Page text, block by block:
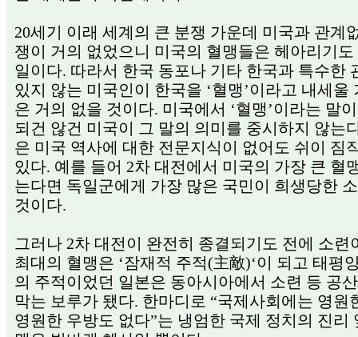
20세기 이래 세계의 큰 분쟁 가운데 미국과 관계
쟁이 거의 없었으니 미국의 혈맹들은 헤아리기
일이다. 따라서 한국 동포나 기타 한국과 특수한
있지 않는 미국인이 한국을 ‘혈맹’이라고 내세울
은 거의 없을 것이다. 미국에서 ‘혈맹’이라는 말
되건 않건 미국이 그 말의 의미를 중시하지 않는
은 미국 역사에 대한 전문지식이 없어도 쉬이 짐
있다. 예를 들어 2차 대전에서 미국의 가장 큰 혈
는다면 독일군에게 가장 많은 국민이 희생당한
것이다.
그러나 2차 대전이 완전히 종결되기도 전에 소련
최대의 혈맹은 ‘잠재적 주적(主敵)‘이 되고 태평
의 주적이었던 일본은 동아시아에서 소련 등 공
막는 보루가 됐다. 한마디로 “국제사회에는 영원
영원한 우방도 없다”는 냉엄한 국제 정치의 진리